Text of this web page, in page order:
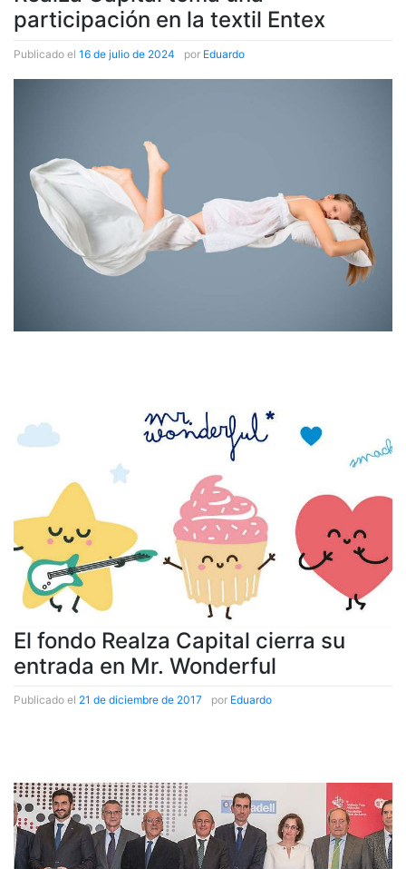
participación en la textil Entex
Publicado el 16 de julio de 2024 por Eduardo
El fondo Realza Capital cierra su
entrada en Mr. Wonderful
Publicado el 21 de diciembre de 2017 por Eduardo